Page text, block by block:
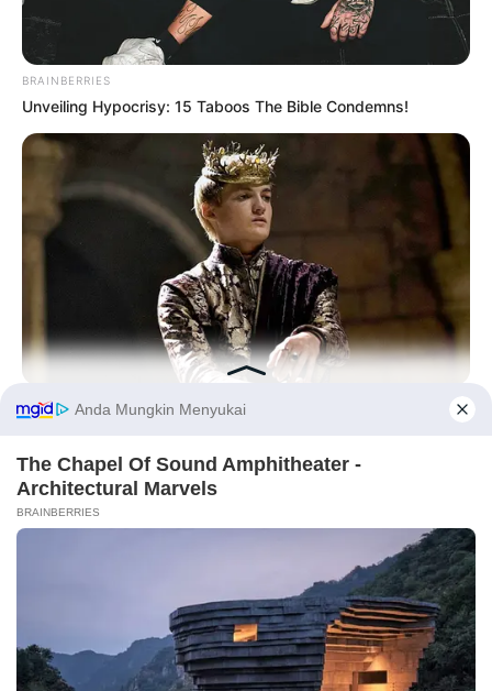
LIHAT ARTIKEL LAINNYA
Laras Kinanda Nyimas Ratu Rafa
BRAINBERRIES
Unveiling Hypocrisy: 15 Taboos The Bible Condemns!
BRAINBERRIES
Before You Go